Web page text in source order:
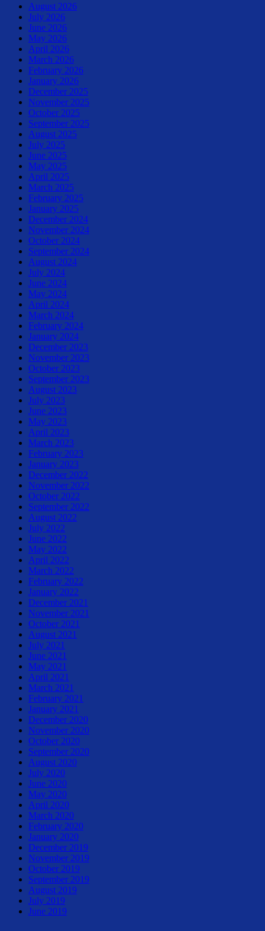
August 2026
July 2026
June 2026
May 2026
April 2026
March 2026
February 2026
January 2026
December 2025
November 2025
October 2025
September 2025
August 2025
July 2025
June 2025
May 2025
April 2025
March 2025
February 2025
January 2025
December 2024
November 2024
October 2024
September 2024
August 2024
July 2024
June 2024
May 2024
April 2024
March 2024
February 2024
January 2024
December 2023
November 2023
October 2023
September 2023
August 2023
July 2023
June 2023
May 2023
April 2023
March 2023
February 2023
January 2023
December 2022
November 2022
October 2022
September 2022
August 2022
July 2022
June 2022
May 2022
April 2022
March 2022
February 2022
January 2022
December 2021
November 2021
October 2021
August 2021
July 2021
June 2021
May 2021
April 2021
March 2021
February 2021
January 2021
December 2020
November 2020
October 2020
September 2020
August 2020
July 2020
June 2020
May 2020
April 2020
March 2020
February 2020
January 2020
December 2019
November 2019
October 2019
September 2019
August 2019
July 2019
June 2019